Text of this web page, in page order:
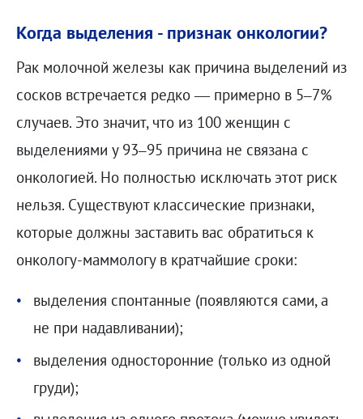
Когда выделения - признак онкологии?
Рак молочной железы как причина выделений из
сосков встречается редко — примерно в 5–7%
случаев. Это значит, что из 100 женщин с
выделениями у 93–95 причина не связана с
онкологией. Но полностью исключать этот риск
нельзя. Существуют классические признаки,
которые должны заставить вас обратиться к
онкологу-маммологу в кратчайшие сроки:
выделения спонтанные (появляются сами, а
не при надавливании);
выделения односторонние (только из одной
груди);